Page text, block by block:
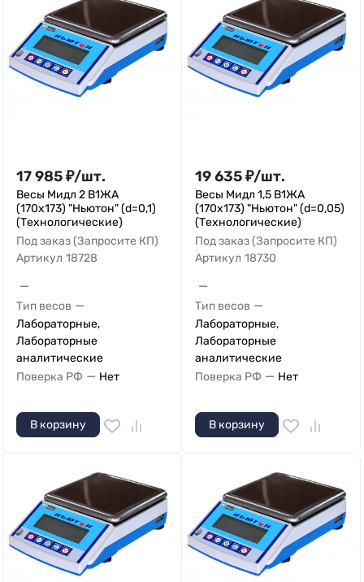
17 985₽/шт.
Весы Мидл 2 В1ЖА
(170х173) "Ньютон" (d=0,1)
(Технологические)
Под заказ (Запросите КП)
Артикул 18728
—
Тип весов —
Лабораторные,
Лабораторные
аналитические
Поверка РФ — Нет
В корзину
19 635₽/шт.
Весы Мидл 1,5 В1ЖА
(170x173) "Ньютон" (d=0,05)
(Технологические)
Под заказ (Запросите КП)
Артикул 18730
—
Тип весов —
Лабораторные,
Лабораторные
аналитические
Поверка РФ — Нет
В корзину